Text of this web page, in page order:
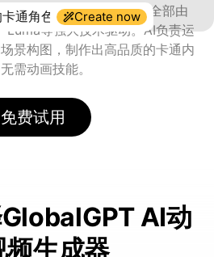
Create now
或风格化的电影剪辑——全部由
等强大技术驱动。AI负责运
景构图，制作出高品质的卡通内
需动画技能。
免费试用
AI动
频生成器